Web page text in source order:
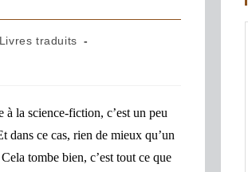
Livres traduits
à la science-fiction, c’est un peu
dans ce cas, rien de mieux qu’un
tombe bien, c’est tout ce que